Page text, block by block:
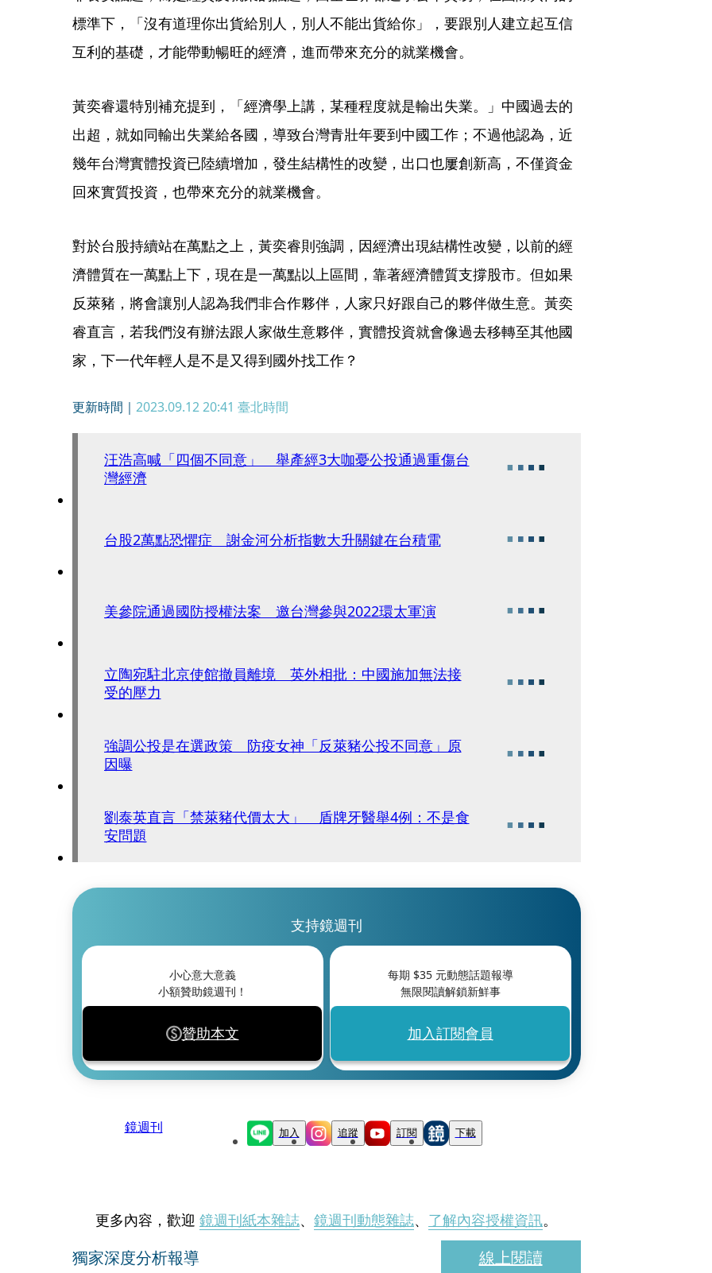
標準下，「沒有道理你出貨給別人，別人不能出貨給你」，要跟別人建立起互信
互利的基礎，才能帶動暢旺的經濟，進而帶來充分的就業機會。
黃奕睿還特別補充提到，「經濟學上講，某種程度就是輸出失業。」中國過去的
出超，就如同輸出失業給各國，導致台灣青壯年要到中國工作；不過他認為，近
幾年台灣實體投資已陸續增加，發生結構性的改變，出口也屢創新高，不僅資金
回來實質投資，也帶來充分的就業機會。
對於台股持續站在萬點之上，黃奕睿則強調，因經濟出現結構性改變，以前的經
濟體質在一萬點上下，現在是一萬點以上區間，靠著經濟體質支撐股市。但如果
反萊豬，將會讓別人認為我們非合作夥伴，人家只好跟自己的夥伴做生意。黃奕
睿直言，若我們沒有辦法跟人家做生意夥伴，實體投資就會像過去移轉至其他國
家，下一代年輕人是不是又得到國外找工作？
更新時間｜ 2023.09.12 20:41 臺北時間
汪浩高喊「四個不同意」 舉產經3大咖憂公投通過重傷台
灣經濟
台股2萬點恐懼症 謝金河分析指數大升關鍵在台積電
美參院通過國防授權法案 邀台灣參與2022環太軍演
立陶宛駐北京使館撤員離境 英外相批：中國施加無法接
受的壓力
強調公投是在選政策 防疫女神「反萊豬公投不同意」原
因曝
劉泰英直言「禁萊豬代價太大」 盾牌牙醫舉4例：不是食
安問題
支持鏡週刊
小心意大意義
小額贊助鏡週刊！
贊助本文
每期 $35元動態話題報導
無限閱讀解鎖新鮮事
加入訂閱會員
鏡週刊 加入 追蹤 訂閱 下載
更多內容，歡迎 鏡週刊紙本雜誌、 鏡週刊動態雜誌、 了解內容授權資訊。
獨家深度分析報導 線上閱讀